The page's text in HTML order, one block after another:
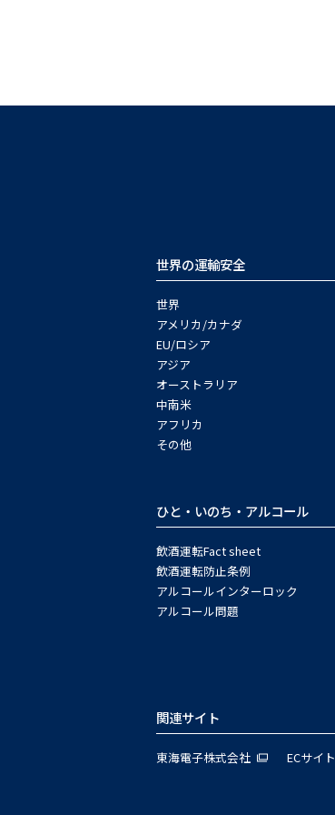
世界の運輸安全
世界
アメリカ/カナダ
EU/ロシア
アジア
オーストラリア
中南米
アフリカ
その他
ひと・いのち・アルコール
飲酒運転Fact sheet
飲酒運転防止条例
アルコールインターロック
アルコール問題
関連サイト
東海電子株式会社 ECサイト